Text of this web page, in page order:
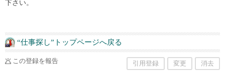
下さい。
“仕事探し”トップページへ戻る
この登録を報告 引用登録 変更 消去